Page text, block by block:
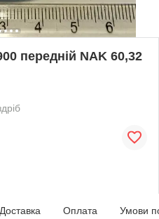
передній NAK 60,32
Доставка Оплата Умови